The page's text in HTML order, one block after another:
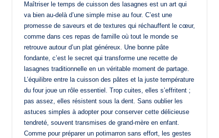
Maîtriser le temps de cuisson des lasagnes est un art qui
va bien au-delà d’une simple mise au four. C’est une
promesse de saveurs et de textures qui réchauffent le cœur,
comme dans ces repas de famille où tout le monde se
retrouve autour d’un plat généreux. Une bonne pâte
fondante, c’est le secret qui transforme une recette de
lasagnes traditionnelle en un véritable moment de partage.
L’équilibre entre la cuisson des pâtes et la juste température
du four joue un rôle essentiel. Trop cuites, elles s’effritent ;
pas assez, elles résistent sous la dent. Sans oublier les
astuces simples à adopter pour conserver cette délicieuse
tendreté, souvent transmises de grand-mère en enfant.
Comme pour préparer un potimarron sans effort, les gestes